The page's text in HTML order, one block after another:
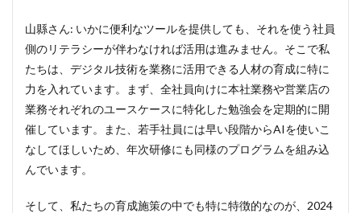
山縣さん: いかに便利なツールを提供しても、それを使う社員
側のリテラシーが伴わなければ活用は進みません。そこで私
たちは、デジタル技術を業務に活用できる人材の育成に特に
力を入れています。まず、全社員向けに本社業務や営業店の
業務それぞれのユースケースに特化した勉強会を定期的に開
催しています。また、若手社員には早い段階からAIを使いこ
なしてほしいため、年次研修にも同様のプログラムを組み込
んでいます。
そして、私たちの育成施策の中でも特に特徴的なのが、2024